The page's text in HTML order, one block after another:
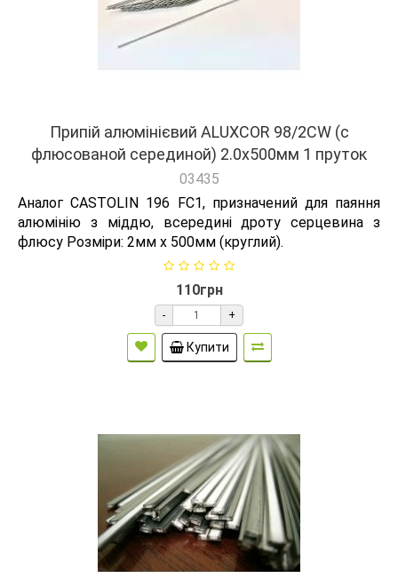
Припій алюмінієвий ALUXCOR 98/2CW (с
флюсованой серединой) 2.0х500мм 1 пруток
03435
Аналог CASTOLIN 196 FC1, призначений для паяння
алюмінію з міддю, всередині дроту серцевина з
флюсу Розміри: 2мм х 500мм (круглий).
110грн
- +
Купити